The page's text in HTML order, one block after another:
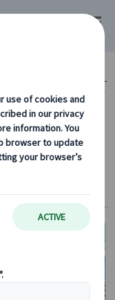
ルーズ』とは？ (59)
ヨー
クルーズ 北欧周遊ツアー (4)
ビア3か国周
・フィンラン